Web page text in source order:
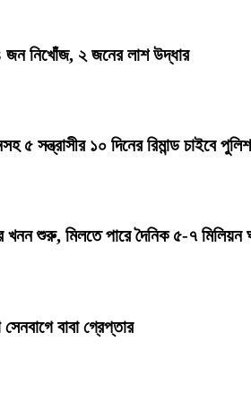
জন নিখোঁজ, ২ জনের লাশ উদ্ধার
৫ সন্ত্রাসীর ১০ দিনের রিমান্ড চাইবে পুলিশ
খনন শুরু, মিলতে পারে দৈনিক ৫-৭ মিলিয়ন
বাবা গ্রেপ্তার